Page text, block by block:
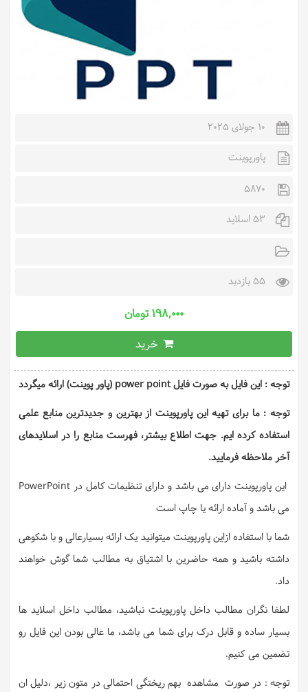
10 جولای 2025
پاورپوینت
5870
53 اسلاید
55 بازدید
۱۹۸,۰۰۰ تومان
خرید
توجه : این فایل به صورت فایل power point (پاور پوینت) ارائه میگردد
توجه : ما برای تهیه این پاورپوینت از بهترین و جدیدترین منابع علمی
استفاده کرده ایم. جهت اطلاع بیشتر، فهرست منابع را در اسلایدهای
آخر ملاحظه فرمایید.
این پاورپوینت دارای می باشد و دارای تنظیمات کامل در PowerPoint
می باشد و آماده ارائه یا چاپ است
شما با استفاده ازاین پاورپوینت میتوانید یک ارائه بسیارعالی و با شکوهی
داشته باشید و همه حاضرین با اشتیاق به مطالب شما گوش خواهند
داد.
لطفا نگران مطالب داخل پاورپوینت نباشید، مطالب داخل اسلاید ها
بسیار ساده و قابل درک برای شما می باشد، ما عالی بودن این فایل رو
تضمین می کنیم.
توجه : در صورت مشاهده بهم ریختگی احتمالی در متون زیر ،دلیل ان